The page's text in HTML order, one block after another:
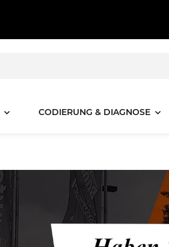
CODIERUNG & DIAGNOSE